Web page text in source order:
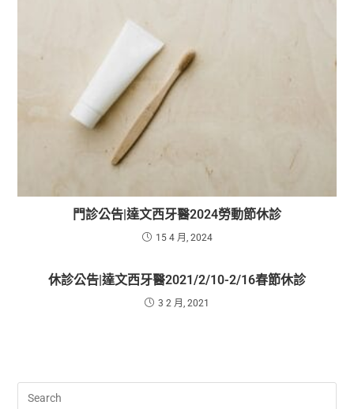
門診公告|達文西牙醫2024勞動節休診
15 4 月, 2024
休診公告|達文西牙醫2021/2/10-2/16春節休診
3 2 月, 2021